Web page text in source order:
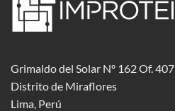
Grimaldo del Solar Nº 162 Of. 407
Distrito de Miraflores
Lima, Perú